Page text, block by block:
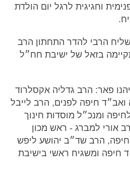
וחגיגית לרגל יום הולדת
שליח הרבי להדר התחתון הרב
בזאל של ישיבת חח״ל
פאר: הרב גדליה אקסלרוד
חיפה לפנים, הרב לייבל
ומנכ״ל מוסדות חינוך
אורי למברג - ראש מכון
חיפה, הרב שד״ב יהושע ליפש
חיפה ומשגיח ראשי בישיבת